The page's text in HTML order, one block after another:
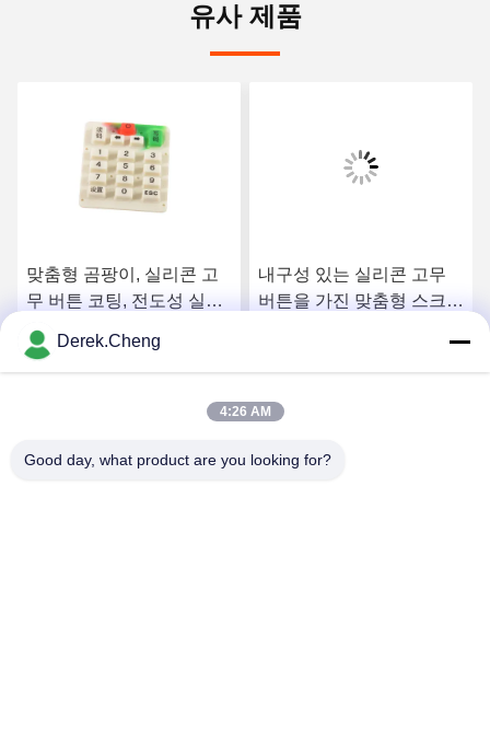
유사 제품
맞춤형 곰팡이, 실리콘 고
무 버튼 코팅, 전도성 실리
콘 고무 키보드, 방수
최상의 가격을 얻으세요
내구성 있는 실리콘 고무
버튼을 가진 맞춤형 스크린
최상의 가격을 얻으세요
Derek.Cheng
4:26 AM
Good day, what product are you looking for?